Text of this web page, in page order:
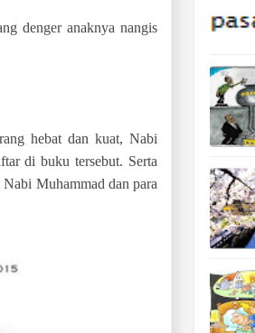
denger anaknya nangis
hebat dan kuat, Nabi
di buku tersebut. Serta
Nabi Muhammad dan para